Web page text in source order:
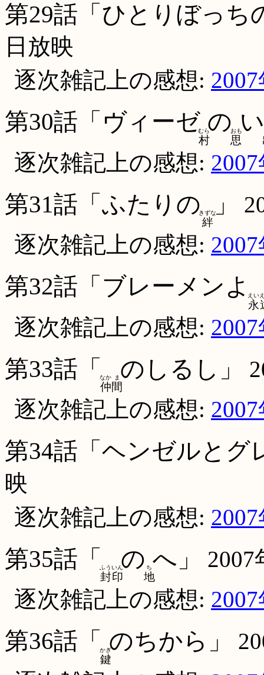
第29話「ひとりぼっち
日放映
逐次雑記上の感想:
第30話「ヴィーゼ
村
むらの
思
おもい
逐次雑記上の感想:
第31話「ふたりの
絆
きずな」
逐次雑記上の感想:
第32話「ブレーメンよ
永
えい
逐次雑記上の感想:
第33話「
仲間
なか ま のしるし」
逐次雑記上の感想:
第34話「ヘンゼルとグ
映
逐次雑記上の感想:
第35話「
封印
ふういんの
地
ちへ」
2007
逐次雑記上の感想:
第36話「
鍵
かぎのちから」